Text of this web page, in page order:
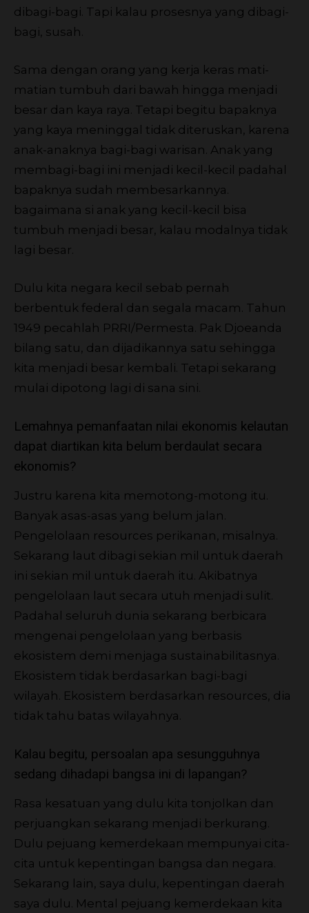
dibagi-bagi. Tapi kalau prosesnya yang dibagi-
bagi, susah.
Sama dengan orang yang kerja keras mati-
matian tumbuh dari bawah hingga menjadi
besar dan kaya raya. Tetapi begitu bapaknya
yang kaya meninggal tidak diteruskan, karena
anak-anaknya bagi-bagi warisan. Anak yang
membagi-bagi ini menjadi kecil-kecil padahal
bapaknya sudah membesarkannya.
bagaimana si anak yang kecil-kecil bisa
tumbuh menjadi besar, kalau modalnya tidak
lagi besar.
Dulu kita negara kecil sebab pernah
berbentuk federal dan segala macam. Tahun
1949 pecahlah PRRI/Permesta. Pak Djoeanda
bilang satu, dan dijadikannya satu sehingga
kita menjadi besar kembali. Tetapi sekarang
mulai dipotong lagi di sana sini.
Lemahnya pemanfaatan nilai ekonomis kelautan
dapat diartikan kita belum berdaulat secara
ekonomis?
Justru karena kita memotong-motong itu.
Banyak asas-asas yang belum jalan.
Pengelolaan resources perikanan, misalnya.
Sekarang laut dibagi sekian mil untuk daerah
ini sekian mil untuk daerah itu. Akibatnya
pengelolaan laut secara utuh menjadi sulit.
Padahal seluruh dunia sekarang berbicara
mengenai pengelolaan yang berbasis
ekosistem demi menjaga sustainabilitasnya.
Ekosistem tidak berdasarkan bagi-bagi
wilayah. Ekosistem berdasarkan resources, dia
tidak tahu batas wilayahnya.
Kalau begitu, persoalan apa sesungguhnya
sedang dihadapi bangsa ini di lapangan?
Rasa kesatuan yang dulu kita tonjolkan dan
perjuangkan sekarang menjadi berkurang.
Dulu pejuang kemerdekaan mempunyai cita-
cita untuk kepentingan bangsa dan negara.
Sekarang lain, saya dulu, kepentingan daerah
saya dulu. Mental pejuang kemerdekaan kita